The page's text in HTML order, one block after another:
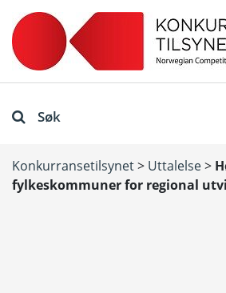
Søk
Konkurransetilsynet> Uttalelse>
fylkeskommuner for regional